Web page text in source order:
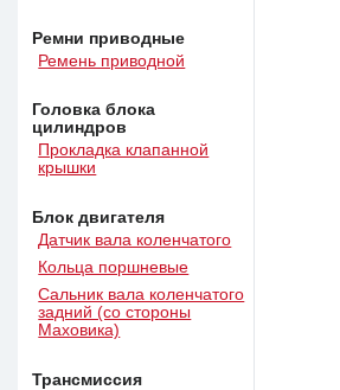
Ремни приводные
Ремень приводной
Головка блока
цилиндров
Прокладка клапанной
крышки
Блок двигателя
Датчик вала коленчатого
Кольца поршневые
Сальник вала коленчатого
задний (со стороны
Маховика)
Трансмиссия